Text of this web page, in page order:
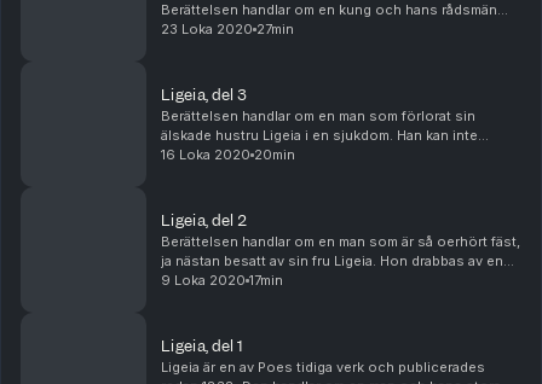
Berättelsen handlar om en kung och hans rådsmän
som alla är förtjusta i practical jokes, och gärna på
23 Loka 2020 27min
Ligeia, del 3
Berättelsen handlar om en man som förlorat sin
älskade hustru Ligeia i en sjukdom. Han kan inte
glömma henne. Trots det gifter han sig med den unga
16 Loka 2020 20min
Ligeia, del 2
Berättelsen handlar om en man som är så oerhört fäst,
ja nästan besatt av sin fru Ligeia. Hon drabbas av en
fruktansvärd och obeveklig sjukdom. Översättning
9 Loka 2020 17min
Ligeia, del 1
Ligeia är en av Poes tidiga verk och publicerades